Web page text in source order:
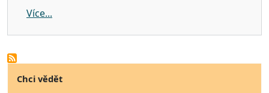
Více...
Chci vědět